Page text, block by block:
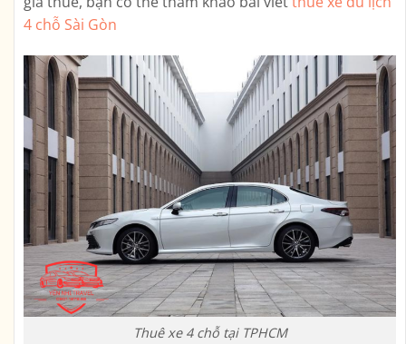
4 chỗ Sài Gòn
Thuê xe 4 chỗ tại TPHCM